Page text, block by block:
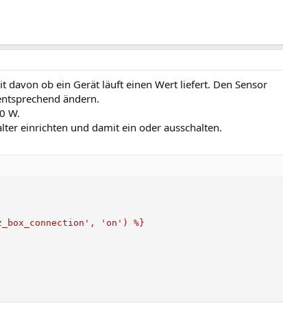
davon ob ein Gerät läuft einen Wert liefert. Den Sensor
ändern.
W.
einrichten und damit ein oder ausschalten.
'on') %}